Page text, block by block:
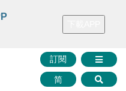
財華證券 媒體矩陣
訂閱
简